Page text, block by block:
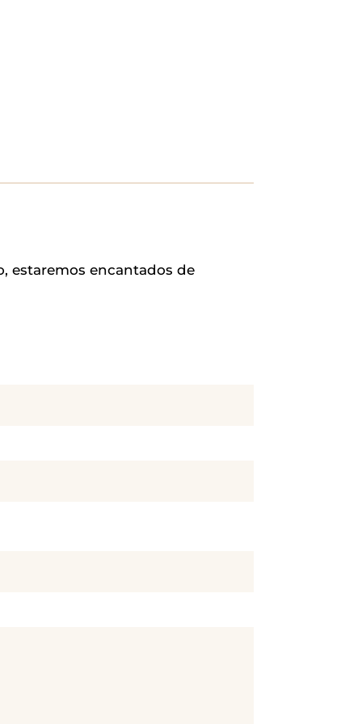
estaremos encantados de